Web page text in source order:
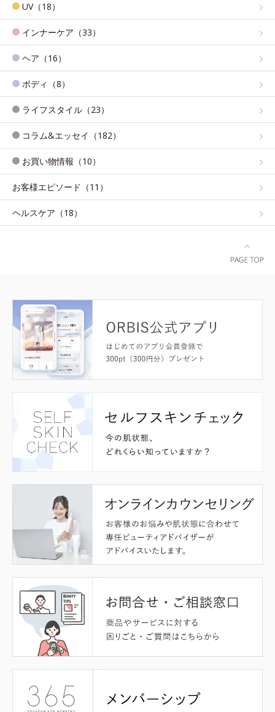
UV（18）
インナーケア（33）
ヘア（16）
ボディ（8）
ライフスタイル（23）
コラム&エッセイ（182）
お買い物情報（10）
お客様エピソード（11）
ヘルスケア（18）